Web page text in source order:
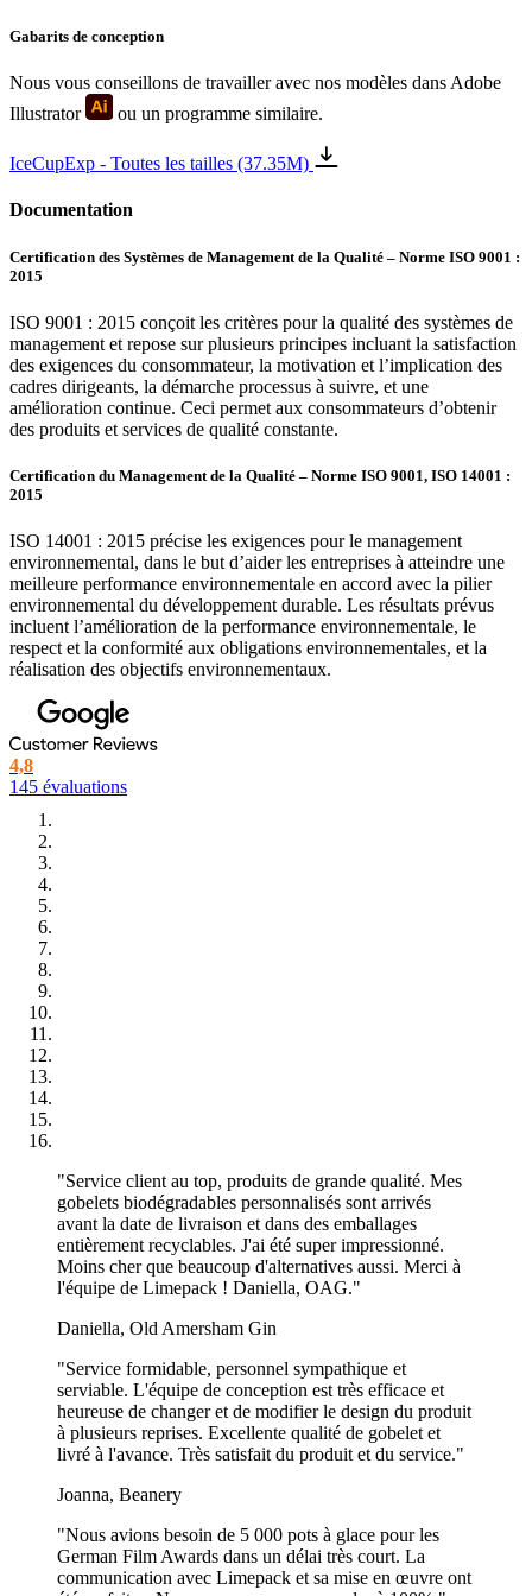
que la crème glacée ?
glacée, le yaourt glacé, le gelato et même le sorbet. Ils sont fabriqués
en papier recouvert de PE pour garantir leur durabilité et éviter les
fuites.
Quelle est la quantité minimale de commande pour
les pots à glace express ?
La quantité minimale de commande pour nos pots à glace express
est de 1 000 unités, ce qui les rend accessibles aux entreprises de
toutes tailles.
Puis-je avoir un aperçu de mon design avant de
finaliser ma commande ?
Oui, nous fournissons une épreuve gratuite du design avant de
finaliser votre commande. Vous pouvez demander des révisions si
Montre plus...
Gabarits de conception
Nous vous conseillons de travailler avec nos modèles dans Adobe
Illustrator
ou un programme similaire.
IceCupExp - Toutes les tailles (37.35M)
Documentation
Certification des Systèmes de Management de la Qualité – Norme ISO 9001 :
2015
ISO 9001 : 2015 conçoit les critères pour la qualité des systèmes de
management et repose sur plusieurs principes incluant la satisfaction
des exigences du consommateur, la motivation et l’implication des
cadres dirigeants, la démarche processus à suivre, et une
amélioration continue. Ceci permet aux consommateurs d’obtenir
des produits et services de qualité constante.
Certification du Management de la Qualité – Norme ISO 9001, ISO 14001 :
2015
ISO 14001 : 2015 précise les exigences pour le management
environnemental, dans le but d’aider les entreprises à atteindre une
meilleure performance environnementale en accord avec la pilier
environnemental du développement durable. Les résultats prévus
incluent l’amélioration de la performance environnementale, le
respect et la conformité aux obligations environnementales, et la
réalisation des objectifs environnementaux.
4,8
145 évaluations
"Service client au top, produits de grande qualité. Mes
gobelets biodégradables personnalisés sont arrivés
avant la date de livraison et dans des emballages
entièrement recyclables. J'ai été super impressionné.
Moins cher que beaucoup d'alternatives aussi. Merci à
l'équipe de Limepack ! Daniella, OAG."
Daniella, Old Amersham Gin
"Service formidable, personnel sympathique et
serviable. L'équipe de conception est très efficace et
heureuse de changer et de modifier le design du produit
à plusieurs reprises. Excellente qualité de gobelet et
livré à l'avance. Très satisfait du produit et du service."
Joanna, Beanery
"Nous avions besoin de 5 000 pots à glace pour les
German Film Awards dans un délai très court. La
communication avec Limepack et sa mise en œuvre ont